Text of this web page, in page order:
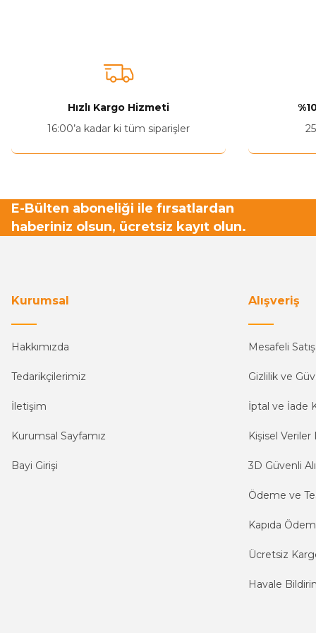
Hızlı Kargo Hizmeti
16:00’a kadar ki tüm siparişler
E-Bülten aboneliği ile fırsatlardan
haberiniz olsun, ücretsiz kayıt olun.
Kurumsal
Hakkımızda
Tedarikçilerimiz
İletişim
Kurumsal Sayfamız
Bayi Girişi
Alışveriş
Mesafeli
Gizlilik ve
İptal ve İade
Kişisel Veriler
3D Güvenli
Ödeme ve
Kapıda
Ücretsiz
Havale